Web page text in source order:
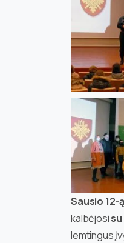
Sausio 12-
kalbėjosi
lemtingus